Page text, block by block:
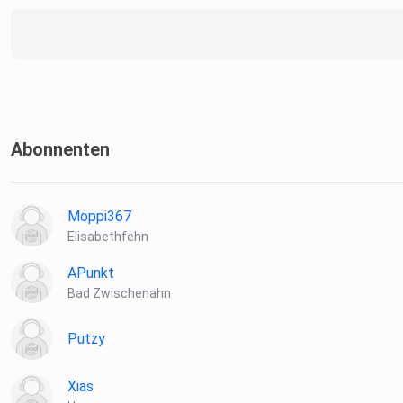
Abonnenten
Moppi367
Elisabethfehn
APunkt
Bad Zwischenahn
Putzy
Xias